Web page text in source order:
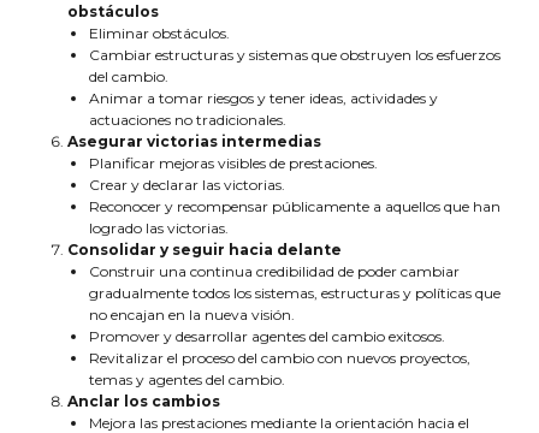
obstáculos
Eliminar obstáculos.
Cambiar estructuras y sistemas que obstruyen los esfuerzos
del cambio.
Animar a tomar riesgos y tener ideas, actividades y
actuaciones no tradicionales.
Asegurar victorias intermedias
Planificar mejoras visibles de prestaciones.
Crear y declarar las victorias.
Reconocer y recompensar públicamente a aquellos que han
logrado las victorias.
Consolidar y seguir hacia delante
Construir una continua credibilidad de poder cambiar
gradualmente todos los sistemas, estructuras y políticas que
no encajan en la nueva visión.
Promover y desarrollar agentes del cambio exitosos.
Revitalizar el proceso del cambio con nuevos proyectos,
temas y agentes del cambio.
Anclar los cambios
Mejora las prestaciones mediante la orientación hacia el